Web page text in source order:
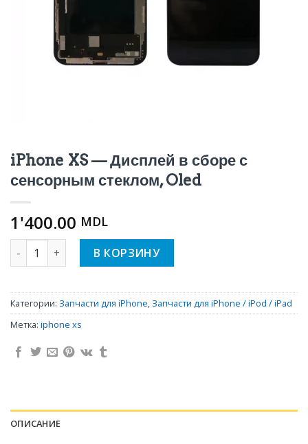
iPhone XS — Дисплей в сборе с
сенсорным стеклом, Oled
1'400.00 MDL
Количество iPhone XS - Дисплей в сборе с сенсорным
В КОРЗИНУ
Категории: Запчасти для iPhone, Запчасти для iPhone / iPod / iPad
Метка: iphone xs
ОПИСАНИЕ